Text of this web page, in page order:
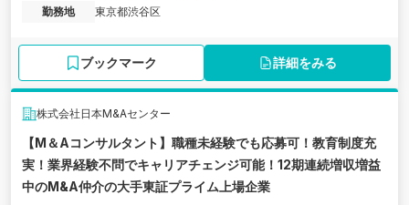
勤務地
東京都渋谷区
ブックマーク 詳細をみる
株式会社日本M&Aセンター
【M＆Aコンサルタント】職種未経験でも応募可！教育制度充
実！業界経験不問でキャリアチェンジ可能！12期連続増収増益
中のM&A仲介の大手東証プライム上場企業